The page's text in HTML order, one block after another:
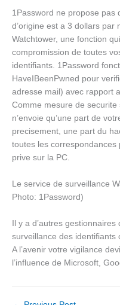
1Password ne propose pas
d’origine est a 3 dollars
Watchtower, une fonction
compromission de toutes
identifiants. 1Password
HaveIBeenPwned pour
adresse mail) avec rapport
Comme mesure de securite
n’envoie qu’une part de
precisement, une part du
toutes les correspondances
prive sur la PC.
Le service de surveillance
Photo: 1Password)
Il y a d’autres
surveillance des
A l’avenir votre vigilance
l’influence de Microsoft,